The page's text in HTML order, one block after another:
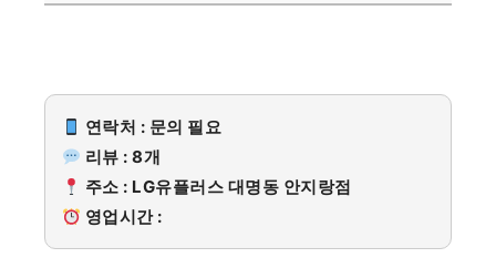
연락처 : 문의 필요
리뷰 : 8개
주소 : LG유플러스 대명동 안지랑점
영업시간 :